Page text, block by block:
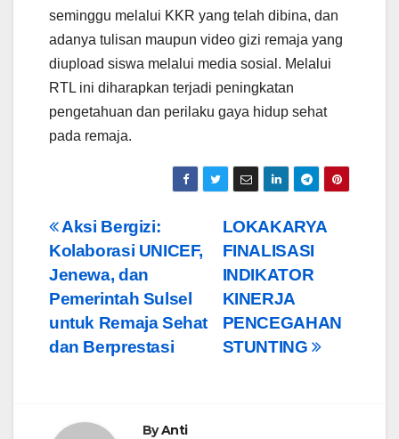
seminggu melalui KKR yang telah dibina, dan
adanya tulisan maupun video gizi remaja yang
diupload siswa melalui media sosial. Melalui
RTL ini diharapkan terjadi peningkatan
pengetahuan dan perilaku gaya hidup sehat
pada remaja.
Post
navigation
LOKAKARYA
FINALISASI
INDIKATOR
KINERJA
PENCEGAHAN
STUNTING
Aksi Bergizi:
Kolaborasi UNICEF,
Jenewa, dan
Pemerintah Sulsel
untuk Remaja Sehat
dan Berprestasi
ByAnti